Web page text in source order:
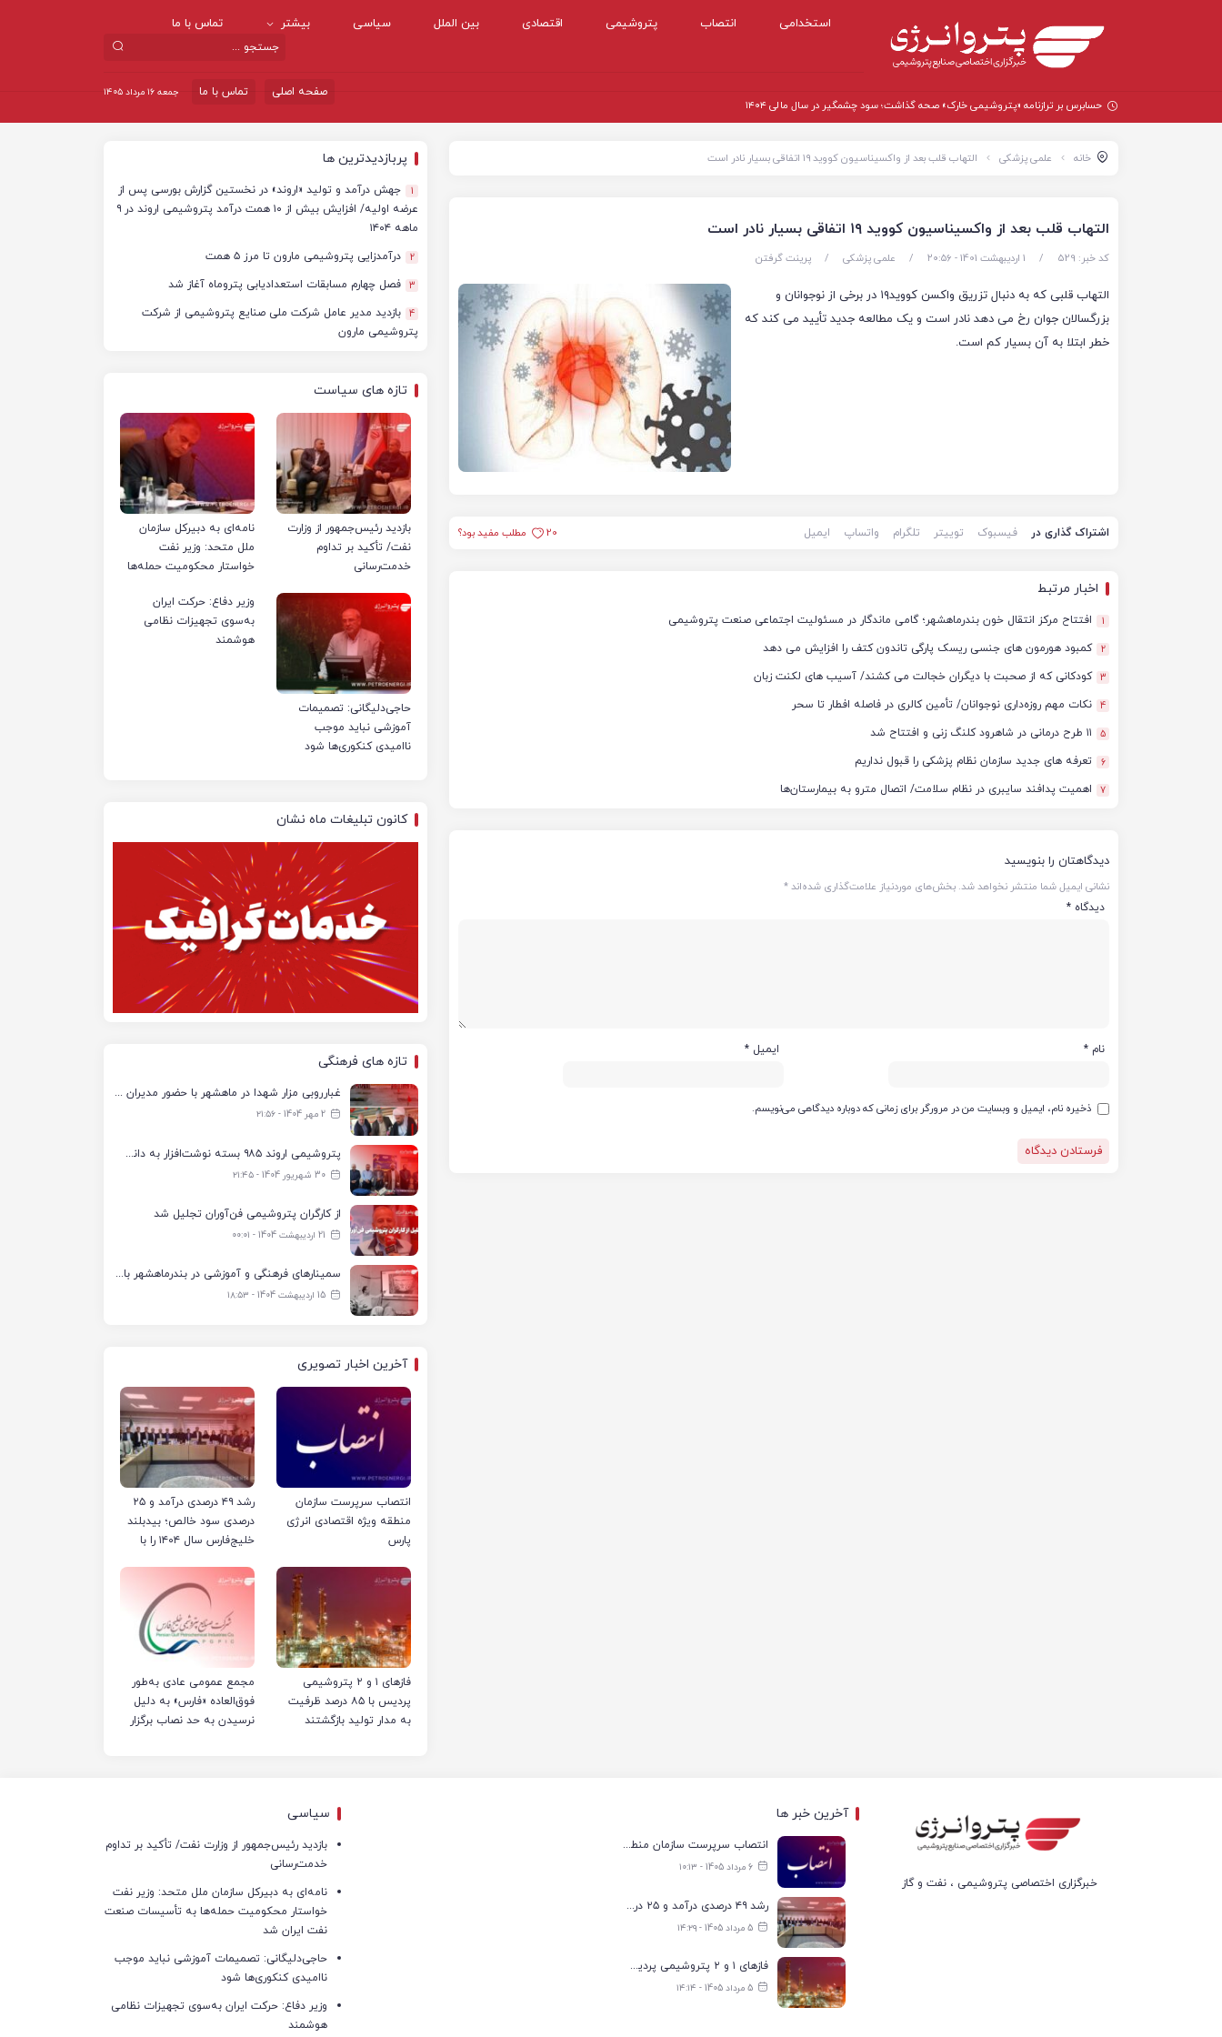
استخدامی انتصاب پتروشیمی اقتصادی بین الملل سیاسی بیشتر تماس با ما
جمعه ۱۶ مرداد ۱۴۰۵ تماس با ما
صفحه اصلی
حسابرس بر ترازنامه «پتروشیمی خارک» صحه گذاشت؛ سود چشمگیر در سال مالی ۱۴۰۴
خانه علمی پزشکی التهاب قلب بعد از واکسیناسیون کووید ۱۹ اتفاقی بسیار نادر است
التهاب قلب بعد از واکسیناسیون کووید ۱۹ اتفاقی بسیار نادر است
کد خبر: 529 / 1 اردیبهشت 1401 - ۲۰:۵۶ / علمی پزشکی / پرینت گرفتن
التهاب قلبی که به دنبال تزریق واکسن کووید۱۹ در برخی از نوجوانان و
بزرگسالان جوان رخ می دهد نادر است و یک مطالعه جدید تأیید می کند که
خطر ابتلا به آن بسیار کم است.
اشتراک گذاری در فیسبوک توییتر تلگرام واتساپ ایمیل 20 مطلب مفید بود؟
اخبار مرتبط
1 افتتاح مرکز انتقال خون بندرماهشهر؛ گامی ماندگار در مسئولیت اجتماعی صنعت پتروشیمی
2 کمبود هورمون های جنسی ریسک پارگی تاندون کتف را افزایش می دهد
3 کودکانی که از صحبت با دیگران خجالت می کشند/ آسیب های لکنت زبان
4 نکات مهم روزه‌داری نوجوانان/ تأمین کالری در فاصله افطار تا سحر
5 ۱۱ طرح درمانی در شاهرود کلنگ زنی و افتتاح شد
6 تعرفه های جدید سازمان نظام پزشکی را قبول نداریم
7 اهمیت پدافند سایبری در نظام سلامت/ اتصال مترو به بیمارستان‌ها
دیدگاهتان را بنویسید
نشانی ایمیل شما منتشر نخواهد شد. بخش‌های موردنیاز علامت‌گذاری شده‌اند*
دیدگاه *
نام * ایمیل *
ذخیره نام، ایمیل و وبسایت من در مرورگر برای زمانی که دوباره دیدگاهی می‌نویسم.
پربازدیدترین ها
1
جهش درآمد و تولید «اروند» در نخستین گزارش بورسی پس از
عرضه اولیه/ افزایش بیش از ۱۰ همت درآمد پتروشیمی اروند در ۹
ماهه ۱۴۰۴
2 درآمدزایی پتروشیمی مارون تا مرز ۵ همت
3 فصل چهارم مسابقات استعدادیابی پتروماه آغاز شد
4 بازدید مدیر عامل شرکت ملی صنایع پتروشیمی از شرکت
پتروشیمی مارون
تازه های سیاست
بازدید رئیس‌جمهور از وزارت
نفت/ تأکید بر تداوم
خدمت‌رسانی
نامه‌ای به دبیرکل سازمان
ملل متحد: وزیر نفت
خواستار محکومیت حمله‌ها
ایران شد
حاجی‌دلیگانی: تصمیمات
آموزشی نباید موجب
ناامیدی کنکوری‌ها شود
وزیر دفاع: حرکت ایران
به‌سوی تجهیزات نظامی
هوشمند
کانون تبلیغات ماه نشان
تازه های فرهنگی
غبارروبی مزار شهدا در ماهشهر با حضور مدیران پتروشیمی اروند و مسئولان شهری
2 مهر 1404 - ۲۱:۵۶
پتروشیمی اروند ۹۸۵ بسته نوشت‌افزار به دانش‌آموزان تحت پوشش کمیته امداد بندرماهشهر اهدا کرد
30 شهریور 1404 - ۲۱:۴۵
از کارگران پتروشیمی فن‌آوران تجلیل شد
21 اردیبهشت 1404 - ۰۰:۰۱
سمینارهای فرهنگی و آموزشی در بندرماهشهر با همکاری فرهنگ‌سرای پتروشیمی مارون
15 اردیبهشت 1404 - ۱۸:۵۳
آخرین اخبار تصویری
انتصاب سرپرست سازمان
منطقه ویژه اقتصادی انرژی
پارس
رشد ۴۹ درصدی درآمد و ۲۵
درصدی سود خالص؛ بیدبلند
خلیج‌فارس سال ۱۴۰۴ را با
رساند
فازهای ۱ و ۲ پتروشیمی
پردیس با ۸۵ درصد ظرفیت
به مدار تولید بازگشتند
مجمع عمومی عادی به‌طور
فوق‌العاده «فارس» به دلیل
نرسیدن به حد نصاب برگزار
خبرگزاری اختصاصی پتروشیمی ، نفت و گاز
آخرین خبر ها
انتصاب سرپرست سازمان منطقه ویژه اقتصادی انرژی پارس
6 مرداد 1405 - ۱۰:۱۳
رشد ۴۹ درصدی درآمد و ۲۵ درصدی سود خالص؛ بیدبلند خلیج‌فارس سال ۱۴۰۴ را با رکوردهای جدید به پایان رساند
5 مرداد 1405 - ۱۴:۲۹
فازهای ۱ و ۲ پتروشیمی پردیس با ۸۵ درصد ظرفیت به مدار تولید بازگشتند
5 مرداد 1405 - ۱۴:۱۴
سیاسی
بازدید رئیس‌جمهور از وزارت نفت/ تأکید بر تداوم
خدمت‌رسانی
نامه‌ای به دبیرکل سازمان ملل متحد: وزیر نفت
خواستار محکومیت حمله‌ها به تأسیسات صنعت
نفت ایران شد
حاجی‌دلیگانی: تصمیمات آموزشی نباید موجب
ناامیدی کنکوری‌ها شود
وزیر دفاع: حرکت ایران به‌سوی تجهیزات نظامی
هوشمند